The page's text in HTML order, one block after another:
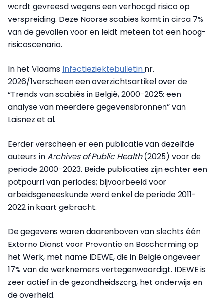
wordt gevreesd wegens een verhoogd risico op
verspreiding. Deze Noorse scabies komt in circa 7%
van de gevallen voor en leidt meteen tot een hoog-
risicoscenario.
In het Vlaams Infectieziektebulletin nr.
2026/1verscheen een overzichtsartikel over de
“Trends van scabiës in België, 2000-2025: een
analyse van meerdere gegevensbronnen” van
Laisnez et al.
Eerder verscheen er een publicatie van dezelfde
auteurs inArchives of Public Health(2025) voor de
periode 2000-2023. Beide publicaties zijn echter een
potpourri van periodes; bijvoorbeeld voor
arbeidsgeneeskunde werd enkel de periode 2011-
2022 in kaart gebracht.
De gegevens waren daarenboven van slechts één
Externe Dienst voor Preventie en Bescherming op
het Werk, met name IDEWE, die in België ongeveer
17% van de werknemers vertegenwoordigt. IDEWE is
zeer actief in de gezondheidszorg, het onderwijs en
de overheid.